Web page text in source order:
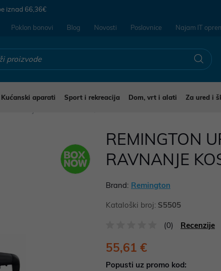
iznad 66,36€
Poklon bonovi Blog Novosti Poslovnice Najam IT
Kućanski aparati Sport i rekreacija Dom, vrt i alati Za ured i
REMINGTON
RAVNANJE
Brand: Remington
Kataloški broj: S5505
(0) Recenzije
55,61 €
Popusti uz promo kod: